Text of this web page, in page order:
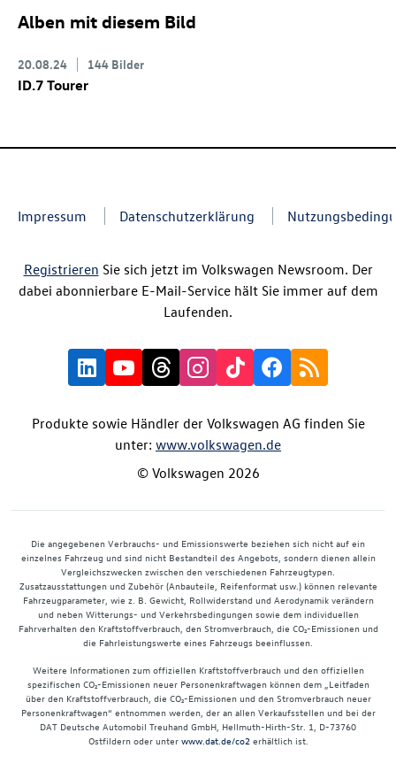
Alben mit diesem Bild
20.08.24 144 Bilder
ID.7 Tourer
Impressum Datenschutzerklärung
Registrieren Sie sich jetzt im Volkswagen Newsroom. Der
dabei abonnierbare E-Mail-Service hält Sie immer auf dem
Laufenden.
Produkte sowie Händler der Volkswagen AG finden Sie
unter: www.volkswagen.de
© Volkswagen 2026
Die angegebenen Verbrauchs- und Emissionswerte beziehen sich nicht auf ein
einzelnes Fahrzeug und sind nicht Bestandteil des Angebots, sondern dienen allein
Vergleichszwecken zwischen den verschiedenen Fahrzeugtypen.
Zusatzausstattungen und Zubehör (Anbauteile, Reifenformat usw.) können relevante
Fahrzeugparameter, wie z. B. Gewicht, Rollwiderstand und Aerodynamik verändern
und neben Witterungs- und Verkehrsbedingungen sowie dem individuellen
Fahrverhalten den Kraftstoffverbrauch, den Stromverbrauch, die CO₂-Emissionen und
die Fahrleistungswerte eines Fahrzeugs beeinflussen.
Weitere Informationen zum offiziellen Kraftstoffverbrauch und den offiziellen
spezifischen CO₂-Emissionen neuer Personenkraftwagen können dem „Leitfaden
über den Kraftstoffverbrauch, die CO₂-Emissionen und den Stromverbrauch neuer
Personenkraftwagen“ entnommen werden, der an allen Verkaufsstellen und bei der
DAT Deutsche Automobil Treuhand GmbH, Hellmuth-Hirth-Str. 1, D-73760
Ostfildern oder unter www.dat.de/co2erhältlich ist.